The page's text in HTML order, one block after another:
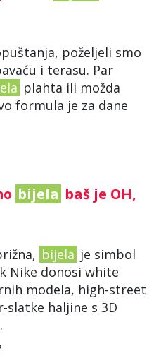
poželjeli smo
i terasu. Par
plahta ili možda
formula je za dane
bijela baš je OH,
bijela je simbol
Nike donosi white
modela, high-street
slatke haljine s 3D